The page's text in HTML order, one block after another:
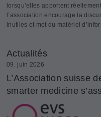
lorsqu’elles apportent
l’association encourage la
inutiles et met du matériel
Actualités
09. juin 2026
L’Association suisse
smarter medicine